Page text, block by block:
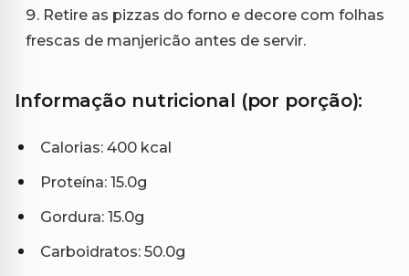
Retire as pizzas do forno e decore com folhas
frescas de manjericão antes de servir.
Informação nutricional (por porção):
Calorias: 400 kcal
Proteína: 15.0g
Gordura: 15.0g
Carboidratos: 50.0g